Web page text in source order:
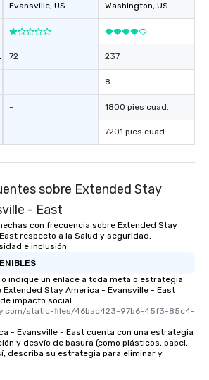
Evansville, US
72
-
-
-
Washington, US
237
8
1800 pies cuad.
7201 pies cuad.
sobre Extended Stay
- East
con frecuencia sobre Extended Stay
respecto a la Salud y seguridad,
e inclusión
indique un enlace a toda meta o estrategia
Stay America - Evansville - East
impacto social.
static-files/46bac423-97b6-45f3-85c4-
- Evansville - East cuenta con una estrategia
y desvío de basura (como plásticos, papel,
describa su estrategia para eliminar y